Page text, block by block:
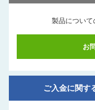
製品について
お
ご入金に関す